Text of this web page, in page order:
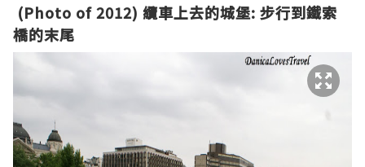
(Photo of 2012) 纜車上去的城堡: 步行到鐵索
橋的末尾